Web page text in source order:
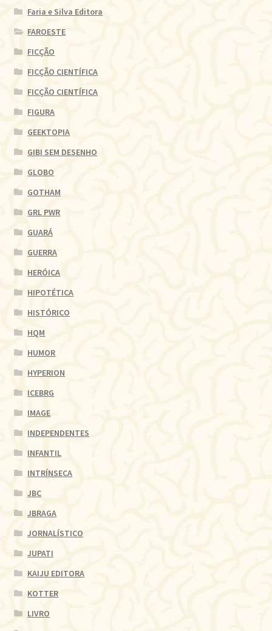
Faria e Silva Editora
FAROESTE
FICÇÃO
FICÇÃO CIENTÍFICA
FICÇÃO CIENTÍFICA
FIGURA
GEEKTOPIA
GIBI SEM DESENHO
GLOBO
GOTHAM
GRL PWR
GUARÁ
GUERRA
HERÓICA
HIPOTÉTICA
HISTÓRICO
HQM
HUMOR
HYPERION
ICEBRG
IMAGE
INDEPENDENTES
INFANTIL
INTRÍNSECA
JBC
JBRAGA
JORNALÍSTICO
JUPATI
KAIJU EDITORA
KOTTER
LIVRO